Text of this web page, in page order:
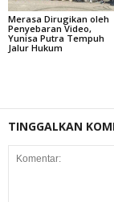
Merasa Dirugikan oleh
Penyebaran Video,
Yunisa Putra Tempuh
Jalur Hukum
TINGGALKAN